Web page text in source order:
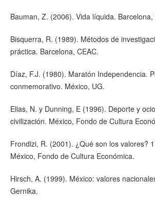
Bauman, Z. (2006). Vida líquida. Barcelona,
Bisquerra, R. (1989). Métodos de
práctica. Barcelona, CEAC.
Díaz, F.J. (1980). Maratón Independencia.
conmemorativo. México, UG.
Elias, N. y Dunning, E (1996). Deporte y
civilización. México, Fondo de Cultura
Frondizi, R. (2001). ¿Qué son los valores?
México, Fondo de Cultura Económica.
Hirsch, A. (1999). México: valores
Gernika.